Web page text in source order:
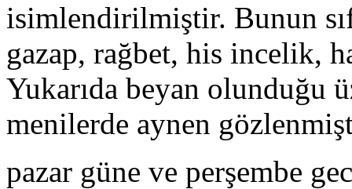
isimlendirilmiştir. Bunun
gazap, rağbet, his incelik,
Yukarıda beyan olunduğu
menilerde aynen
pazar güne ve perşembe